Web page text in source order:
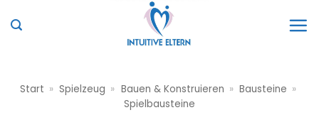
Inhalt
Start » Spielzeug » Bauen & Konstruieren » Bausteine »
Spielbausteine